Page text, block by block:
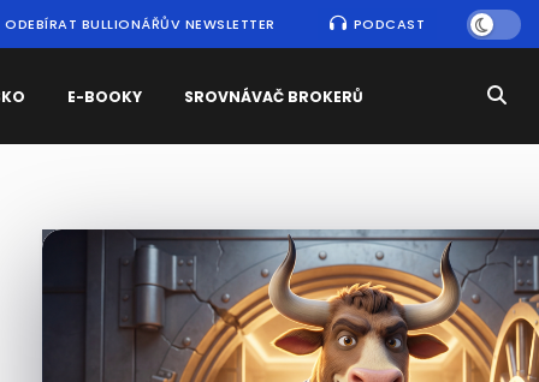
ODEBÍRAT BULLIONÁŘŮV NEWSLETTER PODCAST
E-BOOKY SROVNÁVAČ BROKERŮ
Nejčtenějšízprávy